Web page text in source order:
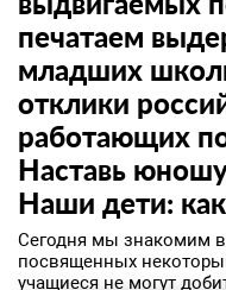
печатаем
младших
отклики
работающих
Наставь
Наши дети:
Сегодня мы знакомим
посвященных
учащиеся не могут